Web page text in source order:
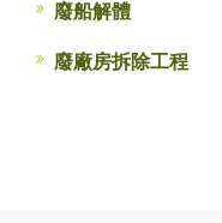
廢船解體
廢廠房拆除工程